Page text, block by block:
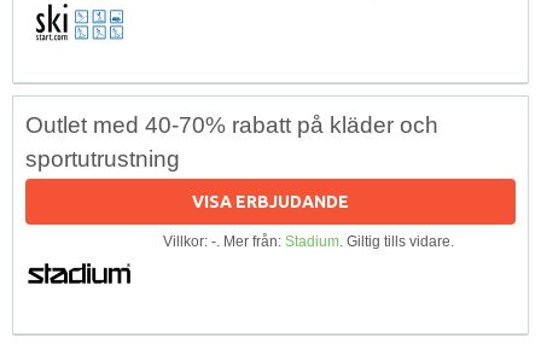
Outlet med 40-70% rabatt på kläder och
sportutrustning
VISA ERBJUDANDE
Villkor: -. Mer från: Stadium. Giltig tills vidare.